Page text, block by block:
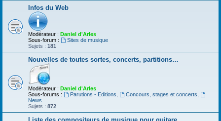
Infos du Web
Modérateur : Daniel d'Arles
Sous-forum :
Sites de musique
Sujets : 181
Nouvelles de toutes sortes, concerts, partitions…
Modérateur : Daniel d'Arles
Sous-forums :
Parutions - Editions Concours, stages et concerts
News
Sujets : 872